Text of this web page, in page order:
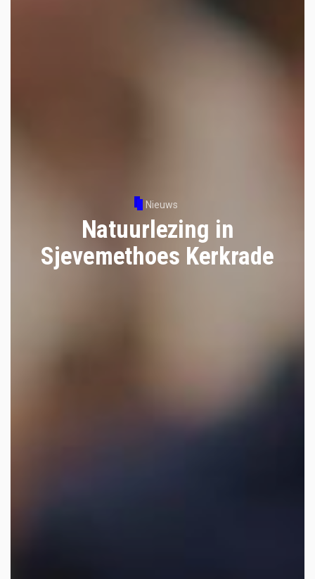
Nieuws
Natuurlezing in
Sjevemethoes Kerkrade